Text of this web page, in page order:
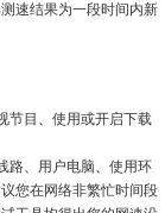
速结果为一段时间内新
节目、使用或开启下载
路、用户电脑、使用环
您在网络非繁忙时间段